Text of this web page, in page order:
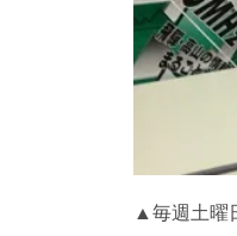
▲毎週土曜